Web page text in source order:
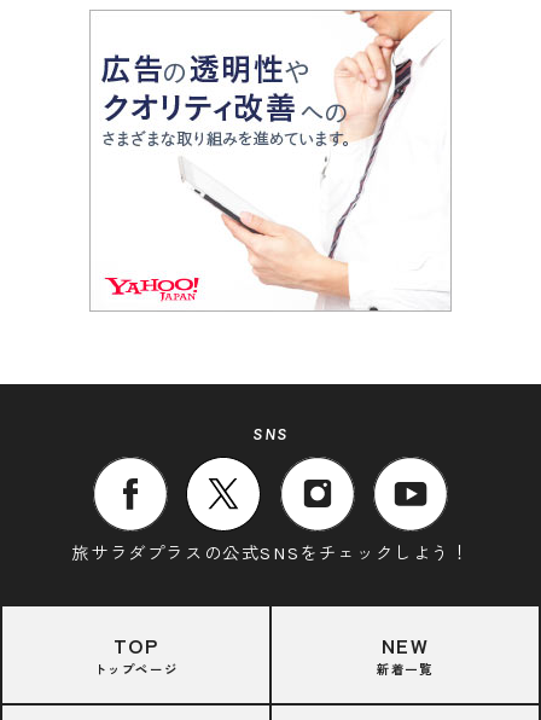
SNS
旅サラダプラスの公式SNSをチェックしよう！
TOP
トップページ
NEW
新着一覧